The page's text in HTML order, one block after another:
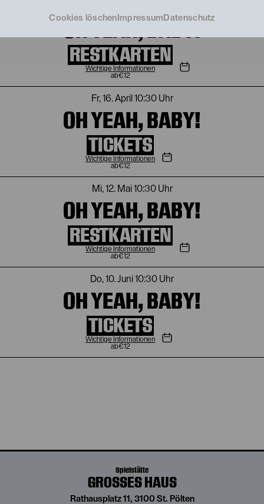
Cookies löschen Impressum Datenschutz
OH YEAH, BABY!
RESTKARTEN
€12
Wichtige Informationen
Fr, 16. April 10:30 Uhr
OH YEAH, BABY!
TICKETS
€12
Wichtige Informationen
Mi, 12. Mai10:30 Uhr
OH YEAH, BABY!
RESTKARTEN
€12
Wichtige Informationen
Do, 10. Juni10:30 Uhr
OH YEAH, BABY!
TICKETS
€12
Wichtige Informationen
Spielstätte
GROSSES HAUS
Rathausplatz 11, 3100 St. Pölten